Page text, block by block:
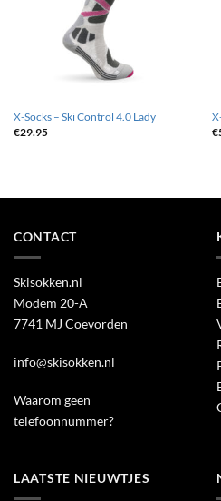
X-Socks – Ski Control 4.0 Lady
€29.95
€
CONTACT
Skisokken.nl
Modem 20-A
7741 MJ Coevorden
info@skisokken.nl
Waarom geen
telefoonnummer?
LAATSTE NIEUWTJES